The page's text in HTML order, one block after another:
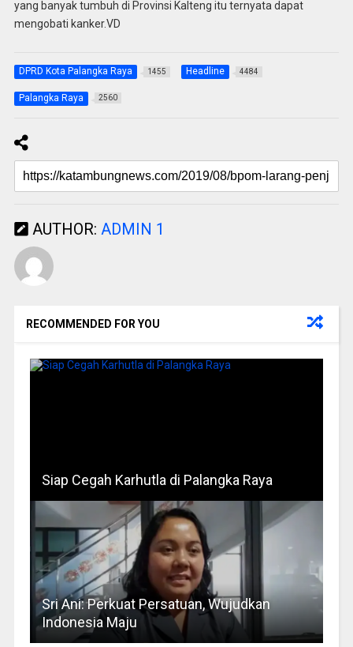
yang banyak tumbuh di Provinsi Kalteng itu ternyata dapat
mengobati kanker.VD
DPRD Kota Palangka Raya 1455 Headline 4484
Palangka Raya 2560
AUTHOR: ADMIN 1
RECOMMENDED FOR YOU
Siap Cegah Karhutla di Palangka Raya
Sri Ani: Perkuat Persatuan, Wujudkan
Indonesia Maju